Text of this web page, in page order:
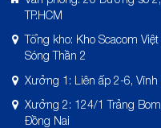
TP.HCM
Tổng kho: Kho Scacom
Sóng Thần 2
Xưởng 1: Liên ấp 2-6, Vĩnh
Xưởng 2: 124/1 Trảng
Đồng Nai